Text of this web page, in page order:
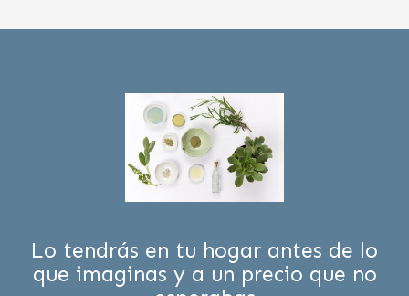
Lo tendrás en tu hogar antes de lo
que imaginas y a un precio que no